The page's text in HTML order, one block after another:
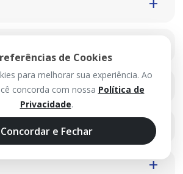
de Cookies
para melhorar sua experiência. Ao
concorda com nossa Política de
Privacidade.
Concordar e Fechar